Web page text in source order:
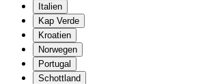
Italien
Kap Verde
Kroatien
Norwegen
Portugal
Schottland